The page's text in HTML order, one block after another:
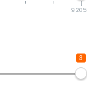
9 205
3